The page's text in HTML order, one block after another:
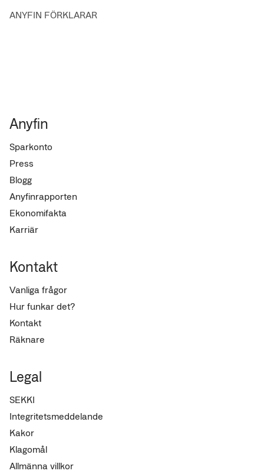
ANYFIN FÖRKLARAR
Anyfin
Sparkonto
Press
Blogg
Anyfinrapporten
Ekonomifakta
Karriär
Kontakt
Vanliga frågor
Hur funkar det?
Kontakt
Räknare
Legal
SEKKI
Integritetsmeddelande
Kakor
Klagomål
Allmänna villkor